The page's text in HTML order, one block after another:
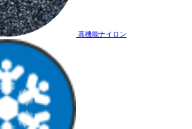
高機能ナイロン